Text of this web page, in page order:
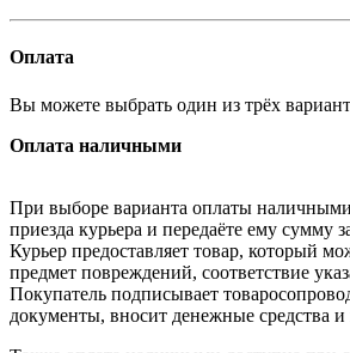
Оплата
Вы можете выбрать один из трёх
Оплата наличными
При выборе варианта оплаты
приезда курьера и передаёте ему сумму
Курьер предоставляет товар, который
предмет повреждений, соответствие
Покупатель подписывает
документы, вносит денежные средства и